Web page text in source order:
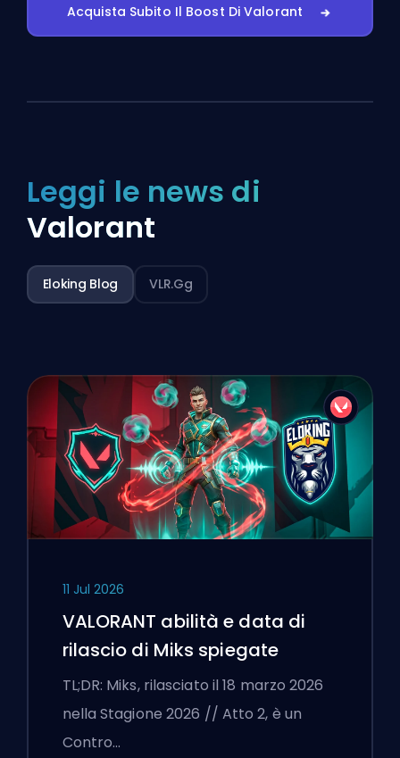
Acquista Subito Il Boost Di Valorant
Leggi le news di
Valorant
Eloking Blog VLR.gg
11 Jul 2026
VALORANT abilità e data di
rilascio di Miks spiegate
TL;DR: Miks, rilasciato il 18 marzo 2026
nella Stagione 2026 // Atto 2, è un
Contro…